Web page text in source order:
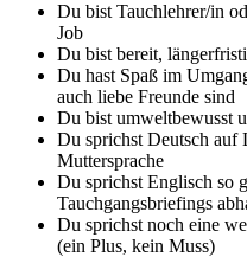
Du bist Tauchlehrer/in
Job
Du bist bereit,
Du hast Spaß im
auch liebe Freunde sind
Du bist umweltbewusst
Du sprichst Deutsch auf
Muttersprache
Du sprichst Englisch so
Tauchgangsbriefings
Du sprichst noch eine
(ein Plus, kein Muss)